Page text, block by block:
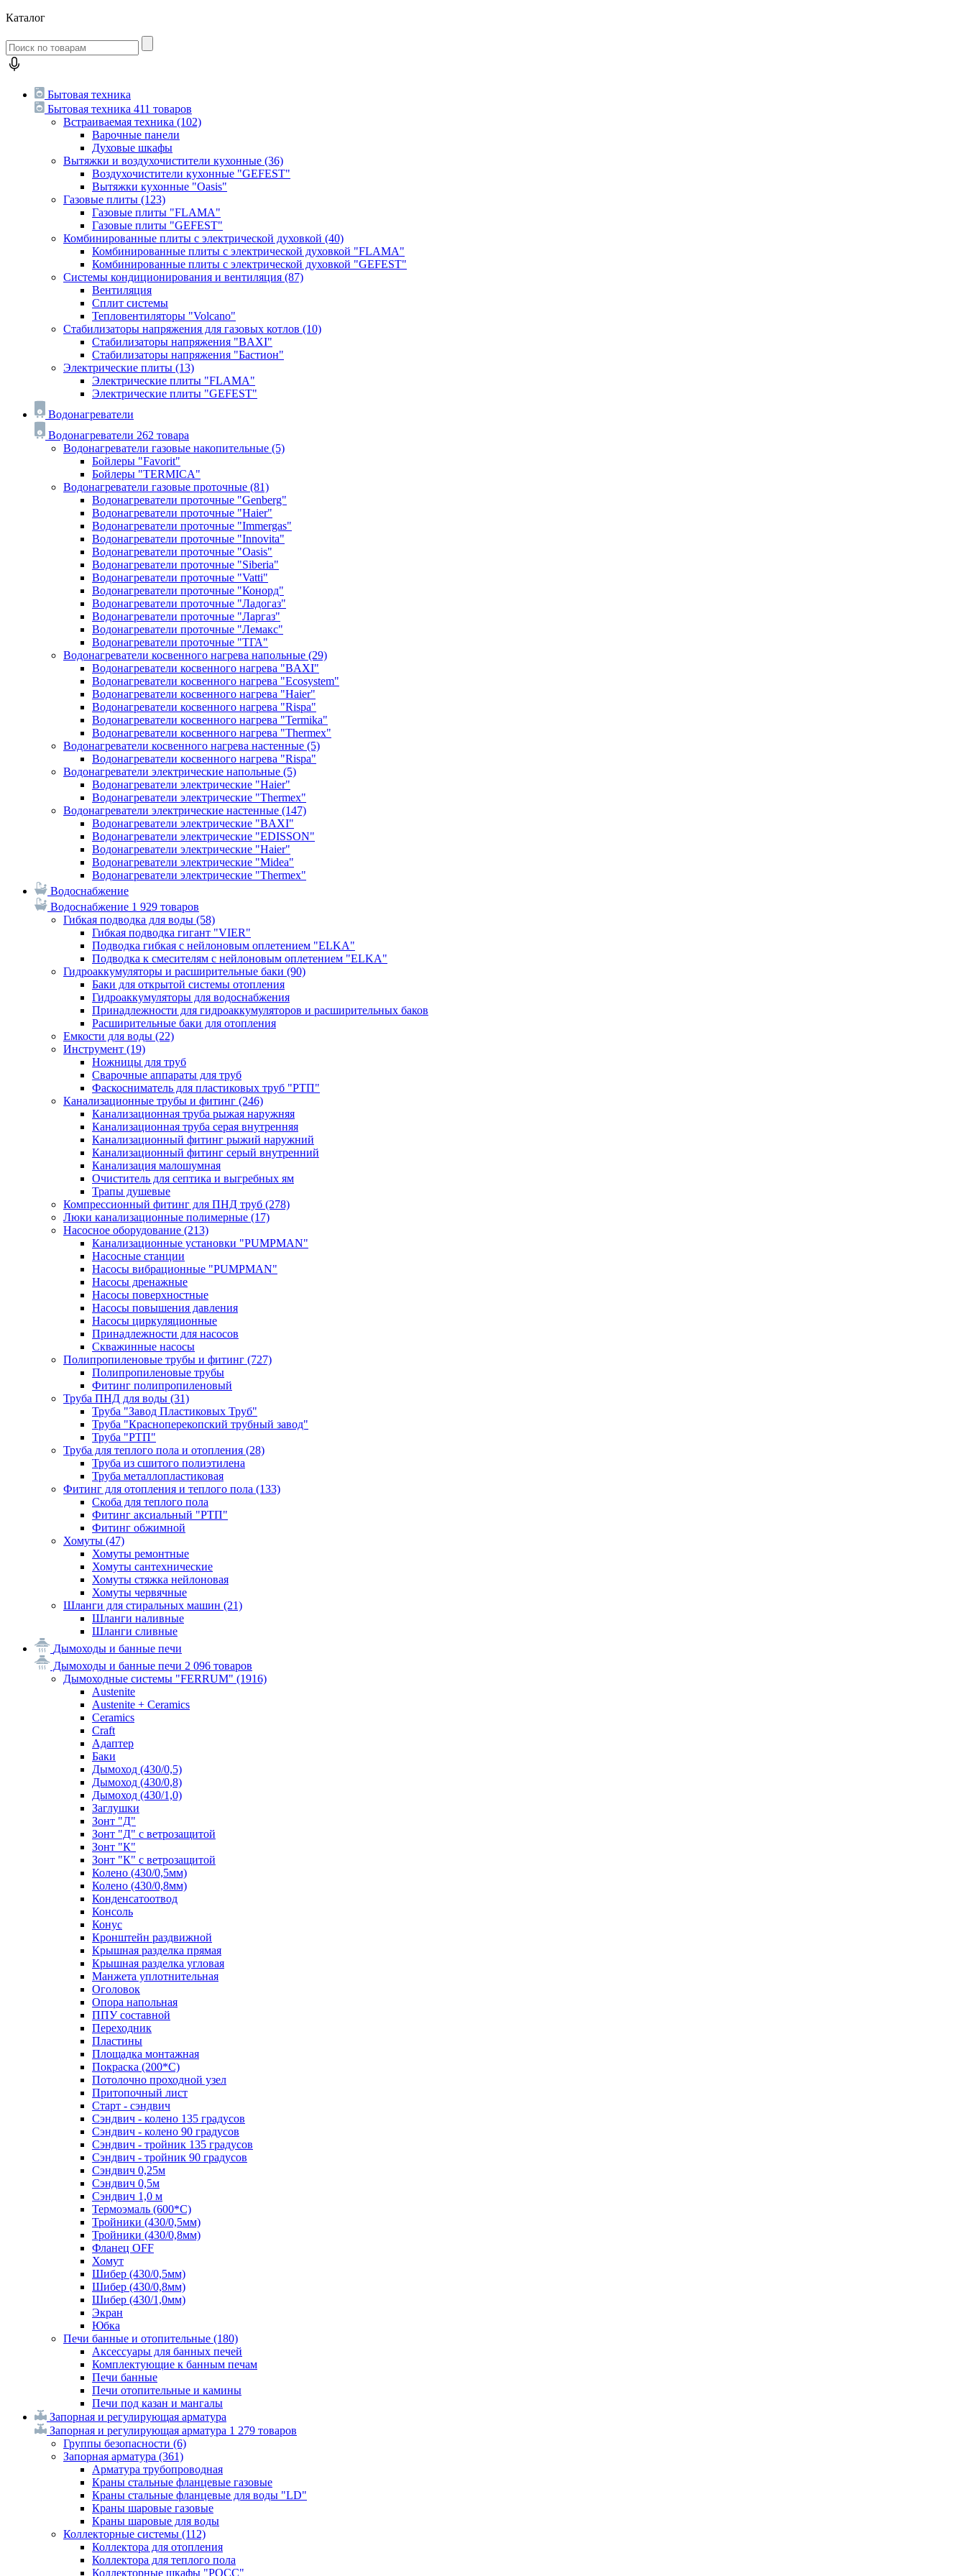
Каталог
Бытовая техника
Бытовая техника 411 товаров
Встраиваемая техника (102)
Варочные панели
Духовые шкафы
Вытяжки и воздухочистители кухонные (36)
Воздухочистители кухонные "GEFEST"
Вытяжки кухонные "Oasis"
Газовые плиты (123)
Газовые плиты "FLAMA"
Газовые плиты "GEFEST"
Комбинированные плиты с электрической духовкой (40)
Комбинированные плиты с электрической духовкой "FLAMA"
Комбинированные плиты с электрической духовкой "GEFEST"
Системы кондиционирования и вентиляция (87)
Вентиляция
Сплит системы
Тепловентиляторы "Volcano"
Стабилизаторы напряжения для газовых котлов (10)
Стабилизаторы напряжения "BAXI"
Стабилизаторы напряжения "Бастион"
Электрические плиты (13)
Электрические плиты "FLAMA"
Электрические плиты "GEFEST"
Водонагреватели
Водонагреватели 262 товара
Водонагреватели газовые накопительные (5)
Бойлеры "Favorit"
Бойлеры "TERMICA"
Водонагреватели газовые проточные (81)
Водонагреватели проточные "Genberg"
Водонагреватели проточные "Haier"
Водонагреватели проточные "Immergas"
Водонагреватели проточные "Innovita"
Водонагреватели проточные "Oasis"
Водонагреватели проточные "Siberia"
Водонагреватели проточные "Vatti"
Водонагреватели проточные "Конорд"
Водонагреватели проточные "Ладогаз"
Водонагреватели проточные "Ларгаз"
Водонагреватели проточные "Лемакс"
Водонагреватели проточные "ТГА"
Водонагреватели косвенного нагрева напольные (29)
Водонагреватели косвенного нагрева "BAXI"
Водонагреватели косвенного нагрева "Ecosystem"
Водонагреватели косвенного нагрева "Haier"
Водонагреватели косвенного нагрева "Rispa"
Водонагреватели косвенного нагрева "Termika"
Водонагреватели косвенного нагрева "Thermex"
Водонагреватели косвенного нагрева настенные (5)
Водонагреватели косвенного нагрева "Rispa"
Водонагреватели электрические напольные (5)
Водонагреватели электрические "Haier"
Водонагреватели электрические "Thermex"
Водонагреватели электрические настенные (147)
Водонагреватели электрические "BAXI"
Водонагреватели электрические "EDISSON"
Водонагреватели электрические "Haier"
Водонагреватели электрические "Midea"
Водонагреватели электрические "Thermex"
Водоснабжение
Водоснабжение 1 929 товаров
Гибкая подводка для воды (58)
Гибкая подводка гигант "VIER"
Подводка гибкая с нейлоновым оплетением "ELKA"
Подводка к смесителям с нейлоновым оплетением "ELKA"
Гидроаккумуляторы и расширительные баки (90)
Баки для открытой системы отопления
Гидроаккумуляторы для водоснабжения
Принадлежности для гидроаккумуляторов и расширительных баков
Расширительные баки для отопления
Емкости для воды (22)
Инструмент (19)
Ножницы для труб
Сварочные аппараты для труб
Фаскосниматель для пластиковых труб "РТП"
Канализационные трубы и фитинг (246)
Канализационная труба рыжая наружняя
Канализационная труба серая внутренняя
Канализационный фитинг рыжий наружний
Канализационный фитинг серый внутренний
Канализация малошумная
Очиститель для септика и выгребных ям
Трапы душевые
Компрессионный фитинг для ПНД труб (278)
Люки канализационные полимерные (17)
Насосное оборудование (213)
Канализационные установки "PUMPMAN"
Насосные станции
Насосы вибрационные "PUMPMAN"
Насосы дренажные
Насосы поверхностные
Насосы повышения давления
Насосы циркуляционные
Принадлежности для насосов
Скважинные насосы
Полипропиленовые трубы и фитинг (727)
Полипропиленовые трубы
Фитинг полипропиленовый
Труба ПНД для воды (31)
Труба "Завод Пластиковых Труб"
Труба "Красноперекопский трубный завод"
Труба "РТП"
Труба для теплого пола и отопления (28)
Труба из сшитого полиэтилена
Труба металлопластиковая
Фитинг для отопления и теплого пола (133)
Скоба для теплого пола
Фитинг аксиальный "РТП"
Фитинг обжимной
Хомуты (47)
Хомуты ремонтные
Хомуты сантехнические
Хомуты стяжка нейлоновая
Хомуты червячные
Шланги для стиральных машин (21)
Шланги наливные
Шланги сливные
Дымоходы и банные печи
Дымоходы и банные печи 2 096 товаров
Дымоходные системы "FERRUM" (1916)
Austenite
Austenite + Ceramics
Ceramics
Craft
Адаптер
Баки
Дымоход (430/0,5)
Дымоход (430/0,8)
Дымоход (430/1,0)
Заглушки
Зонт "Д"
Зонт "Д" с ветрозащитой
Зонт "К"
Зонт "К" с ветрозащитой
Колено (430/0,5мм)
Колено (430/0,8мм)
Конденсатоотвод
Консоль
Конус
Кронштейн раздвижной
Крышная разделка прямая
Крышная разделка угловая
Манжета уплотнительная
Оголовок
Опора напольная
ППУ составной
Переходник
Пластины
Площадка монтажная
Покраска (200*С)
Потолочно проходной узел
Притопочный лист
Старт - сэндвич
Сэндвич - колено 135 градусов
Сэндвич - колено 90 градусов
Сэндвич - тройник 135 градусов
Сэндвич - тройник 90 градусов
Сэндвич 0,25м
Сэндвич 0,5м
Сэндвич 1,0 м
Термоэмаль (600*С)
Тройники (430/0,5мм)
Тройники (430/0,8мм)
Фланец OFF
Хомут
Шибер (430/0,5мм)
Шибер (430/0,8мм)
Шибер (430/1,0мм)
Экран
Юбка
Печи банные и отопительные (180)
Аксессуары для банных печей
Комплектующие к банным печам
Печи банные
Печи отопительные и камины
Печи под казан и мангалы
Запорная и регулирующая арматура
Запорная и регулирующая арматура 1 279 товаров
Группы безопасности (6)
Запорная арматура (361)
Арматура трубопроводная
Краны стальные фланцевые газовые
Краны стальные фланцевые для воды "LD"
Краны шаровые газовые
Краны шаровые для воды
Коллекторные системы (112)
Коллектора для отопления
Коллектора для теплого пола
Коллекторные шкафы "РОСС"